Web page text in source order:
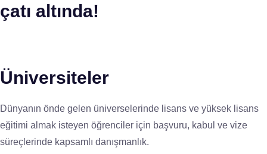
çatı altında!
Üniversiteler
Dünyanın önde gelen üniverselerinde lisans ve yüksek lisans
eğitimi almak isteyen öğrenciler için başvuru, kabul ve vize
süreçlerinde kapsamlı danışmanlık.